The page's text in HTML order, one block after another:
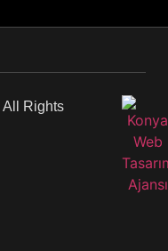
All Rights